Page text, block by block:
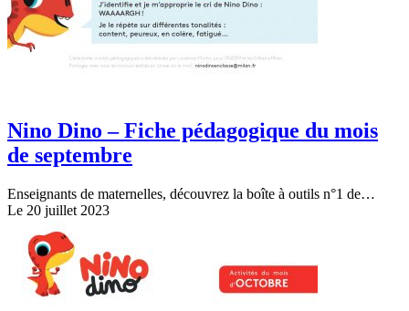
Nino Dino – Fiche pédagogique du mois
de septembre
Enseignants de maternelles, découvrez la boîte à outils n°1 de…
Le 20 juillet 2023